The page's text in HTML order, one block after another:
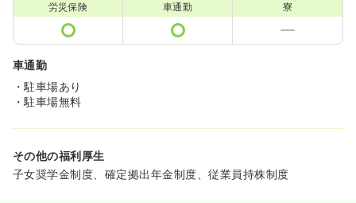
労災保険 車通勤 寮
車通勤
・駐車場あり
・駐車場無料
その他の福利厚生
子女奨学金制度、確定拠出年金制度、従業員持株制度